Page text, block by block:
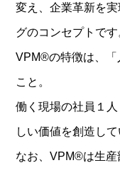
変え、企業革新を
グのコンセプトです
VPM®の特徴は、「
こと。
働く現場の社員１
しい価値を創造して
なお、VPM®は生産